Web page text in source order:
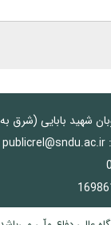
شهید بابایی (شرق
publicrel@sndu.ac.ir